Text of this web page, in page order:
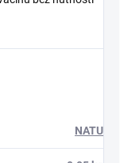
NATU